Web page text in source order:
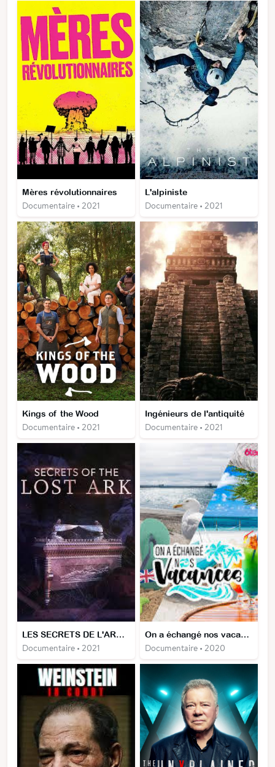
Mères révolutionnaires
Documentaire • 2021
L'alpiniste
Documentaire • 2021
Kings of the Wood
Documentaire • 2021
Ingénieurs de l'antiquité
Documentaire • 2021
LES SECRETS DE L'ARCHE D'ALLIANCE
Documentaire • 2021
On a échangé nos vacances
Documentaire • 2020